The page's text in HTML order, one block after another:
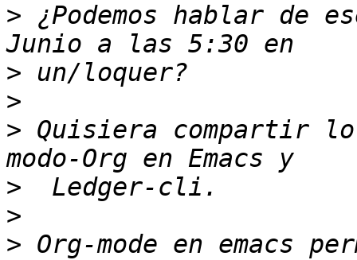
> ¿Podemos hablar de
>
>
> Quisiera compartir
>
>
> Org-mode en emacs